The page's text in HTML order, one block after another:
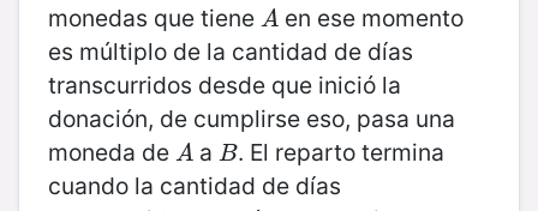
monedas que tiene A
A en ese momento
es múltiplo de la cantidad de días
transcurridos desde que inició la
donación, de cumplirse eso, pasa una
moneda de A
A a B
B. El reparto termina
cuando la cantidad de días